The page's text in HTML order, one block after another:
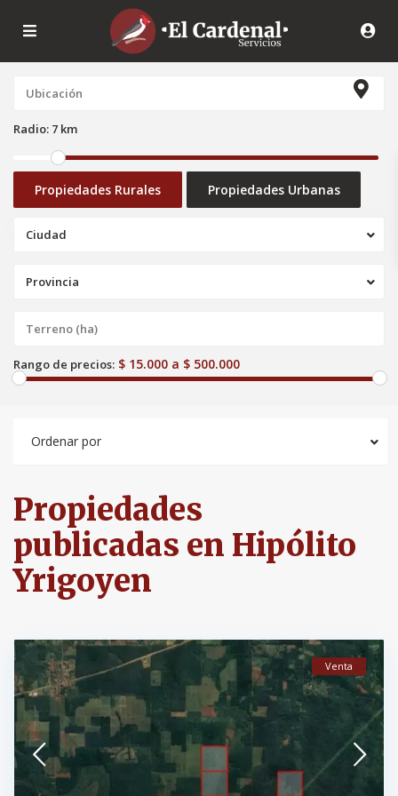
Radio: 7 km
Propiedades Rurales Propiedades Urbanas
Ciudad
Provincia
Rango de precios: $ 15.000 a $ 500.000
Ordenar por
Propiedades
publicadas en Hipólito
Yrigoyen
Venta